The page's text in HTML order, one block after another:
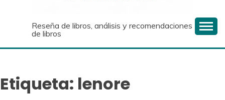
Reseña de libros, análisis y recomendaciones
de libros
Etiqueta: lenore